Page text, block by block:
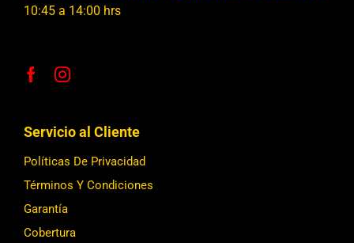
10:45 a 14:00 hrs
Servicio al Cliente
Políticas De Privacidad
Términos Y Condiciones
Garantía
Cobertura